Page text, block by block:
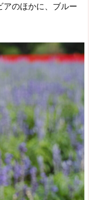
のほかに、ブルー